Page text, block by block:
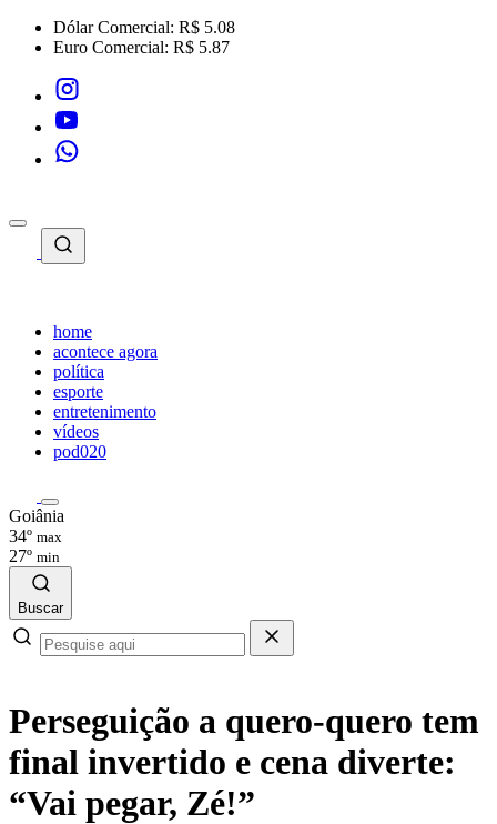
Dólar Comercial: R$ 5.08
Euro Comercial: R$ 5.87
home
acontece agora
política
esporte
entretenimento
vídeos
pod020
Goiânia
34º max
27º min
Buscar
Perseguição a quero-quero tem
final invertido e cena diverte:
“Vai pegar, Zé!”